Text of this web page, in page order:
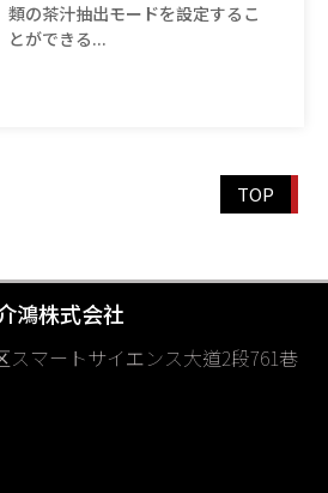
類の茶汁抽出モードを設定するこ
とができる...
TOP
鴻株式会社
スマートサイエンス大道2段761巷